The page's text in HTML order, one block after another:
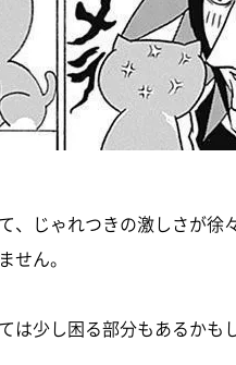
、じゃれつきの激しさが徐
せん。
少し困る部分もあるかも